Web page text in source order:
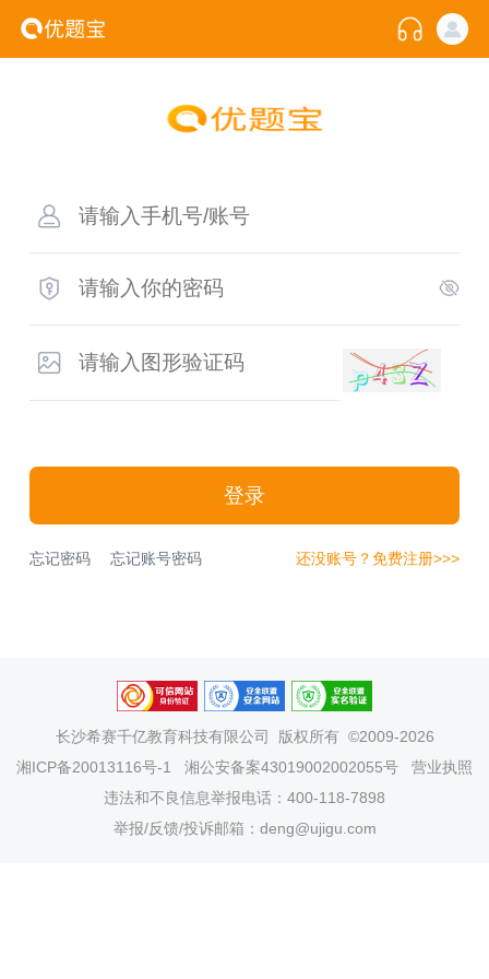
登录
忘记密码 忘记账号密码 还没账号？免费注册>>>
长沙希赛千亿教育科技有限公司
版权所有 ©2009-2026
湘ICP备20013116号-1
湘公安备案43019002002055号
营业执照
违法和不良信息举报电话：400-118-7898
举报/反馈/投诉邮箱：deng@ujigu.com